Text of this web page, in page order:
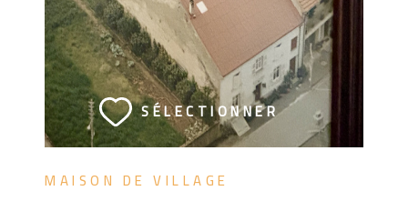
MAISON DE VILLAGE
SÉLECTIONNER
VOIR LE BIEN